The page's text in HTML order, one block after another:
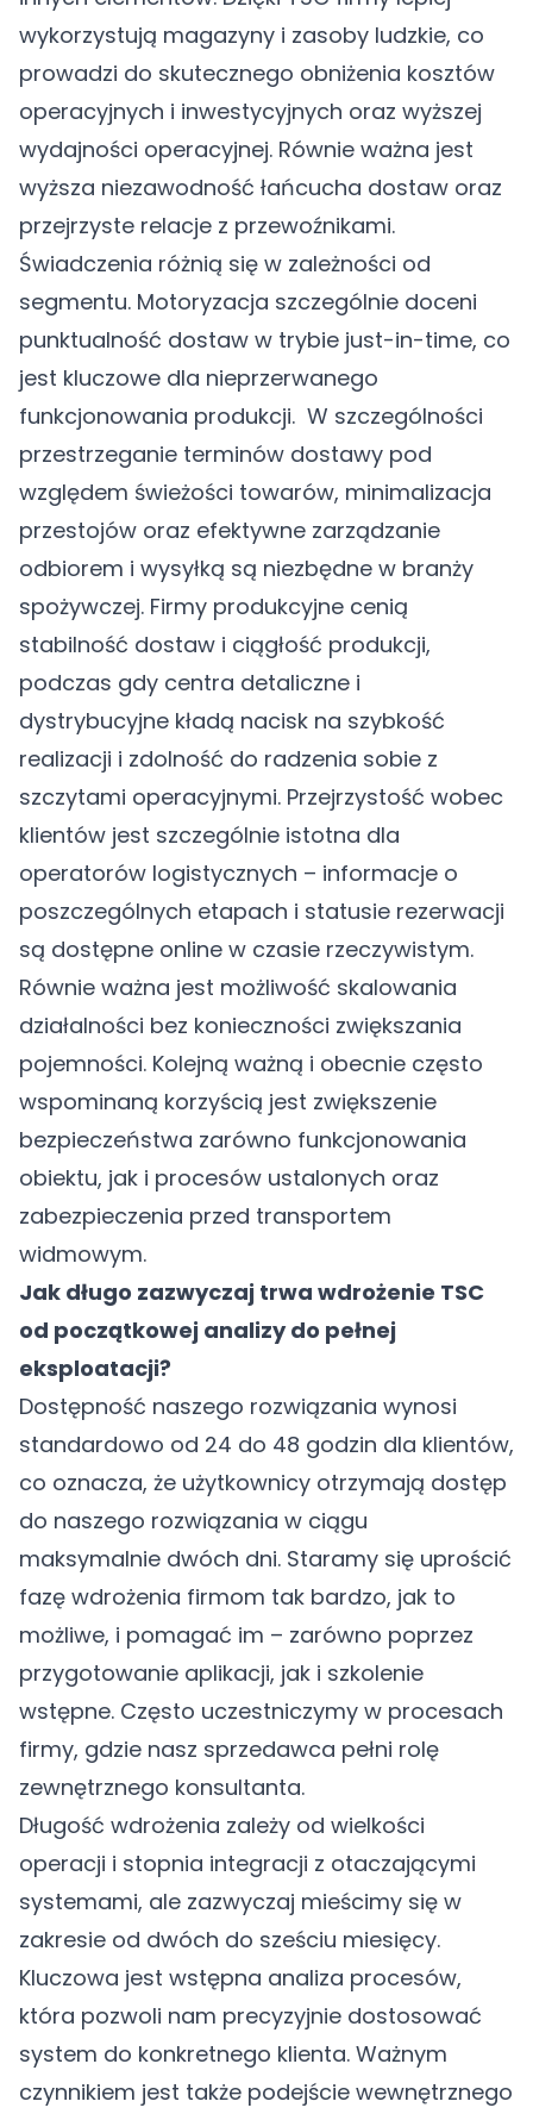
wykorzystują magazyny i zasoby ludzkie, co
prowadzi do skutecznego obniżenia kosztów
operacyjnych i inwestycyjnych oraz wyższej
wydajności operacyjnej. Równie ważna jest
wyższa niezawodność łańcucha dostaw oraz
przejrzyste relacje z przewoźnikami.
Świadczenia różnią się w zależności od
segmentu. Motoryzacja szczególnie doceni
punktualność dostaw w trybie just-in-time, co
jest kluczowe dla nieprzerwanego
funkcjonowania produkcji. W szczególności
przestrzeganie terminów dostawy pod
względem świeżości towarów, minimalizacja
przestojów oraz efektywne zarządzanie
odbiorem i wysyłką są niezbędne w branży
spożywczej. Firmy produkcyjne cenią
stabilność dostaw i ciągłość produkcji,
podczas gdy centra detaliczne i
dystrybucyjne kładą nacisk na szybkość
realizacji i zdolność do radzenia sobie z
szczytami operacyjnymi. Przejrzystość wobec
klientów jest szczególnie istotna dla
operatorów logistycznych – informacje o
poszczególnych etapach i statusie rezerwacji
są dostępne online w czasie rzeczywistym.
Równie ważna jest możliwość skalowania
działalności bez konieczności zwiększania
pojemności. Kolejną ważną i obecnie często
wspominaną korzyścią jest zwiększenie
bezpieczeństwa zarówno funkcjonowania
obiektu, jak i procesów ustalonych oraz
zabezpieczenia przed transportem
widmowym.
Jak długo zazwyczaj trwa wdrożenie TSC
od początkowej analizy do pełnej
eksploatacji?
Dostępność naszego rozwiązania wynosi
standardowo od 24 do 48 godzin dla klientów,
co oznacza, że użytkownicy otrzymają dostęp
do naszego rozwiązania w ciągu
maksymalnie dwóch dni. Staramy się uprościć
fazę wdrożenia firmom tak bardzo, jak to
możliwe, i pomagać im – zarówno poprzez
przygotowanie aplikacji, jak i szkolenie
wstępne. Często uczestniczymy w procesach
firmy, gdzie nasz sprzedawca pełni rolę
zewnętrznego konsultanta.
Długość wdrożenia zależy od wielkości
operacji i stopnia integracji z otaczającymi
systemami, ale zazwyczaj mieścimy się w
zakresie od dwóch do sześciu miesięcy.
Kluczowa jest wstępna analiza procesów,
która pozwoli nam precyzyjnie dostosować
system do konkretnego klienta. Ważnym
czynnikiem jest także podejście wewnętrznego